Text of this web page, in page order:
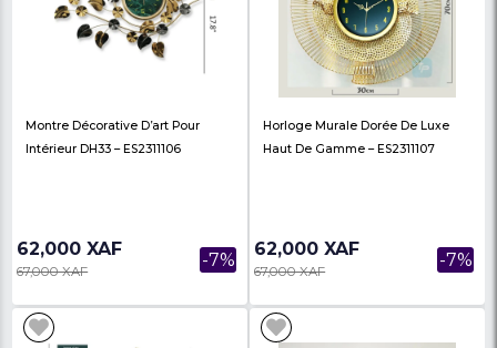
ART MURAL EN OR
Tableau Decoratif
Abstraite Cerf Doré